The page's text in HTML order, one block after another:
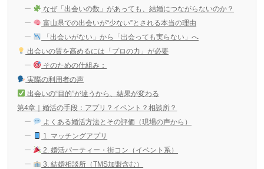
なぜ「出会いの数」があっても、結婚につながらないのか？
富山県での出会いが“少ない”とされる本当の理由
「出会いがない」から「出会っても実らない」へ
出会いの質を高めるには「プロの力」が必要
そのための仕組み：
実際の利用者の声
出会いの“目的”が違うから、結果が変わる
第4章｜婚活の手段：アプリ？イベント？相談所？
よくある婚活方法とその評価（現場の声から）
1. マッチングアプリ
2. 婚活パーティー・街コン（イベント系）
3. 結婚相談所（TMS加盟含む）